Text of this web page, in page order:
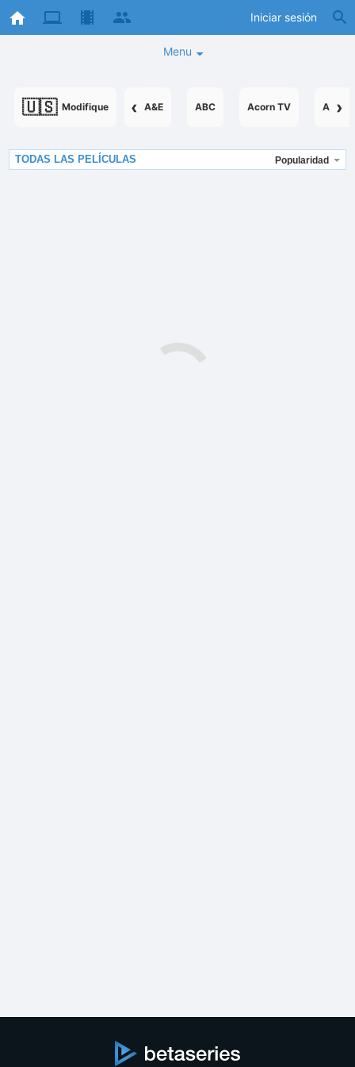
Iniciar sesión
Menu
🇺🇸 Modifique ‹ ›
A&E ABC Acorn TV
TODAS LAS PELÍCULAS Popularidad